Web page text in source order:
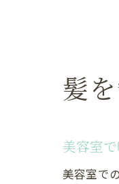
髪
美容室
美容室で